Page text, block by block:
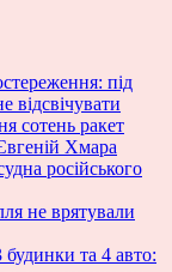
під
відсвічувати
сотень ракет
Хмара
російського
не врятували
та 4 авто: